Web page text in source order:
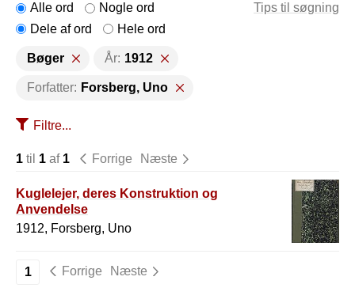
Tips til søgning
Alle ord
Nogle ord
Dele af ord
Hele ord
Bøger År: 1912
Forfatter: Forsberg, Uno
Filtre...
1 til 1 af 1 Forrige Næste
Kuglelejer, deres Konstruktion og
Anvendelse
1912, Forsberg, Uno
1 Forrige Næste